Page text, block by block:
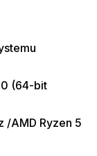
(64-bit
/AMD Ryzen 5